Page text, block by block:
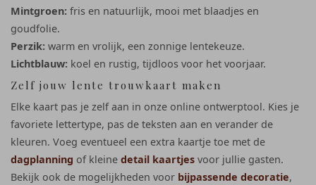
Mintgroen: fris en natuurlijk, mooi met blaadjes en
goudfolie.
Perzik: warm en vrolijk, een zonnige lentekeuze.
Lichtblauw: koel en rustig, tijdloos voor het voorjaar.
Zelf jouw lente trouwkaart maken
Elke kaart pas je zelf aan in onze online ontwerptool. Kies je
favoriete lettertype, pas de teksten aan en verander de
kleuren. Voeg eventueel een extra kaartje toe met de
dagplanning of kleine detail kaartjes voor jullie gasten.
Bekijk ook de mogelijkheden voor bijpassende decoratie,